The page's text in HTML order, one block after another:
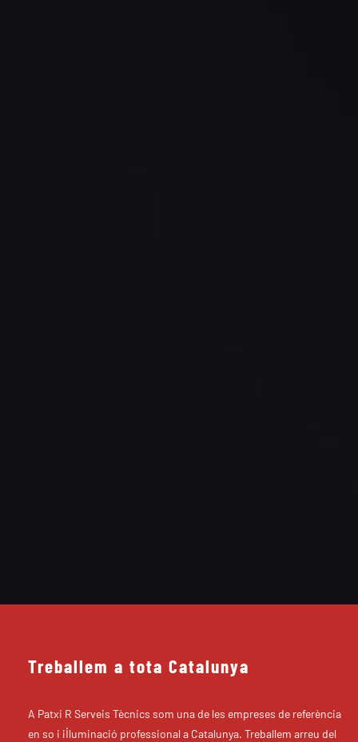
Treballem a tota Catalunya
A Patxi R Serveis Tècnics som una de les empreses de referència
en so i il·luminació professional a Catalunya. Treballem arreu del